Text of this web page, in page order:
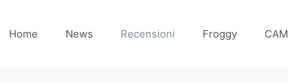
Home News Recensioni Froggy CAM